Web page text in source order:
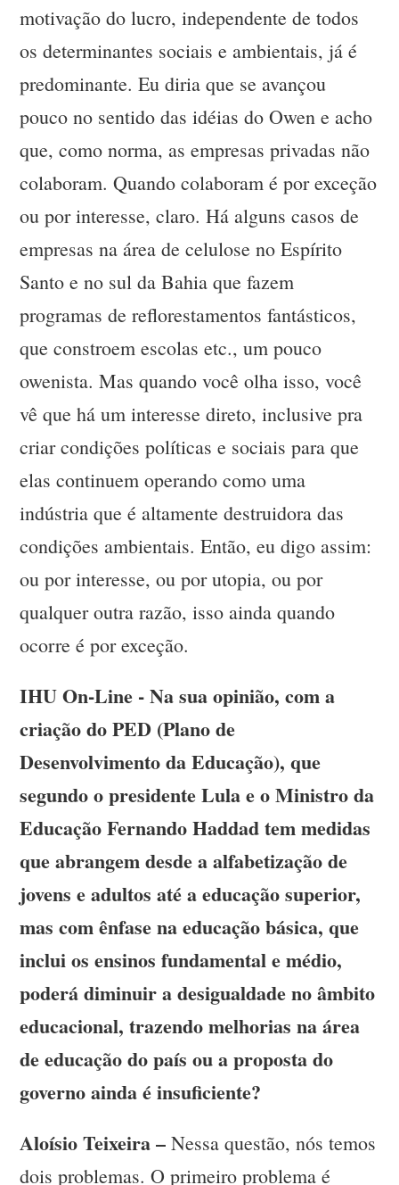
motivação do lucro, independente de todos
os determinantes sociais e ambientais, já é
predominante. Eu diria que se avançou
pouco no sentido das idéias do Owen e acho
que, como norma, as empresas privadas não
colaboram. Quando colaboram é por exceção
ou por interesse, claro. Há alguns casos de
empresas na área de celulose no Espírito
Santo e no sul da Bahia que fazem
programas de reflorestamentos fantásticos,
que constroem escolas etc., um pouco
owenista. Mas quando você olha isso, você
vê que há um interesse direto, inclusive pra
criar condições políticas e sociais para que
elas continuem operando como uma
indústria que é altamente destruidora das
condições ambientais. Então, eu digo assim:
ou por interesse, ou por utopia, ou por
qualquer outra razão, isso ainda quando
ocorre é por exceção.
IHU On-Line - Na sua opinião, com a
criação do PED (Plano de
Desenvolvimento da Educação), que
segundo o presidente Lula e o Ministro da
Educação Fernando Haddad tem medidas
que abrangem desde a alfabetização de
jovens e adultos até a educação superior,
mas com ênfase na educação básica, que
inclui os ensinos fundamental e médio,
poderá diminuir a desigualdade no âmbito
educacional, trazendo melhorias na área
de educação do país ou a proposta do
governo ainda é insuficiente?
Aloísio Teixeira – Nessa questão, nós temos
dois problemas. O primeiro problema é